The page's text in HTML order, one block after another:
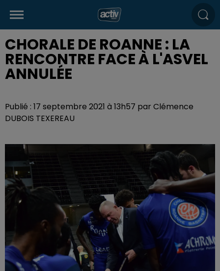
CHORALE DE ROANNE : LA
RENCONTRE FACE À L'ASVEL
ANNULÉE
Publié : 17 septembre 2021 à 13h57 par Clémence
DUBOIS TEXEREAU